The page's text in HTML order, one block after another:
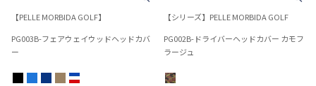
【PELLE MORBIDA GOLF】
PG003B-フェアウェイウッドヘッドカバ
ー
【シリーズ】PELLE MORBIDA GOLF
PG002B-ドライバーヘッドカバー カモフ
ラージュ